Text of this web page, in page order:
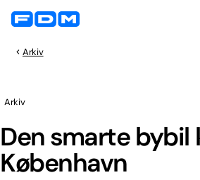
Arkiv
Den smarte bybil
København
Arkiv